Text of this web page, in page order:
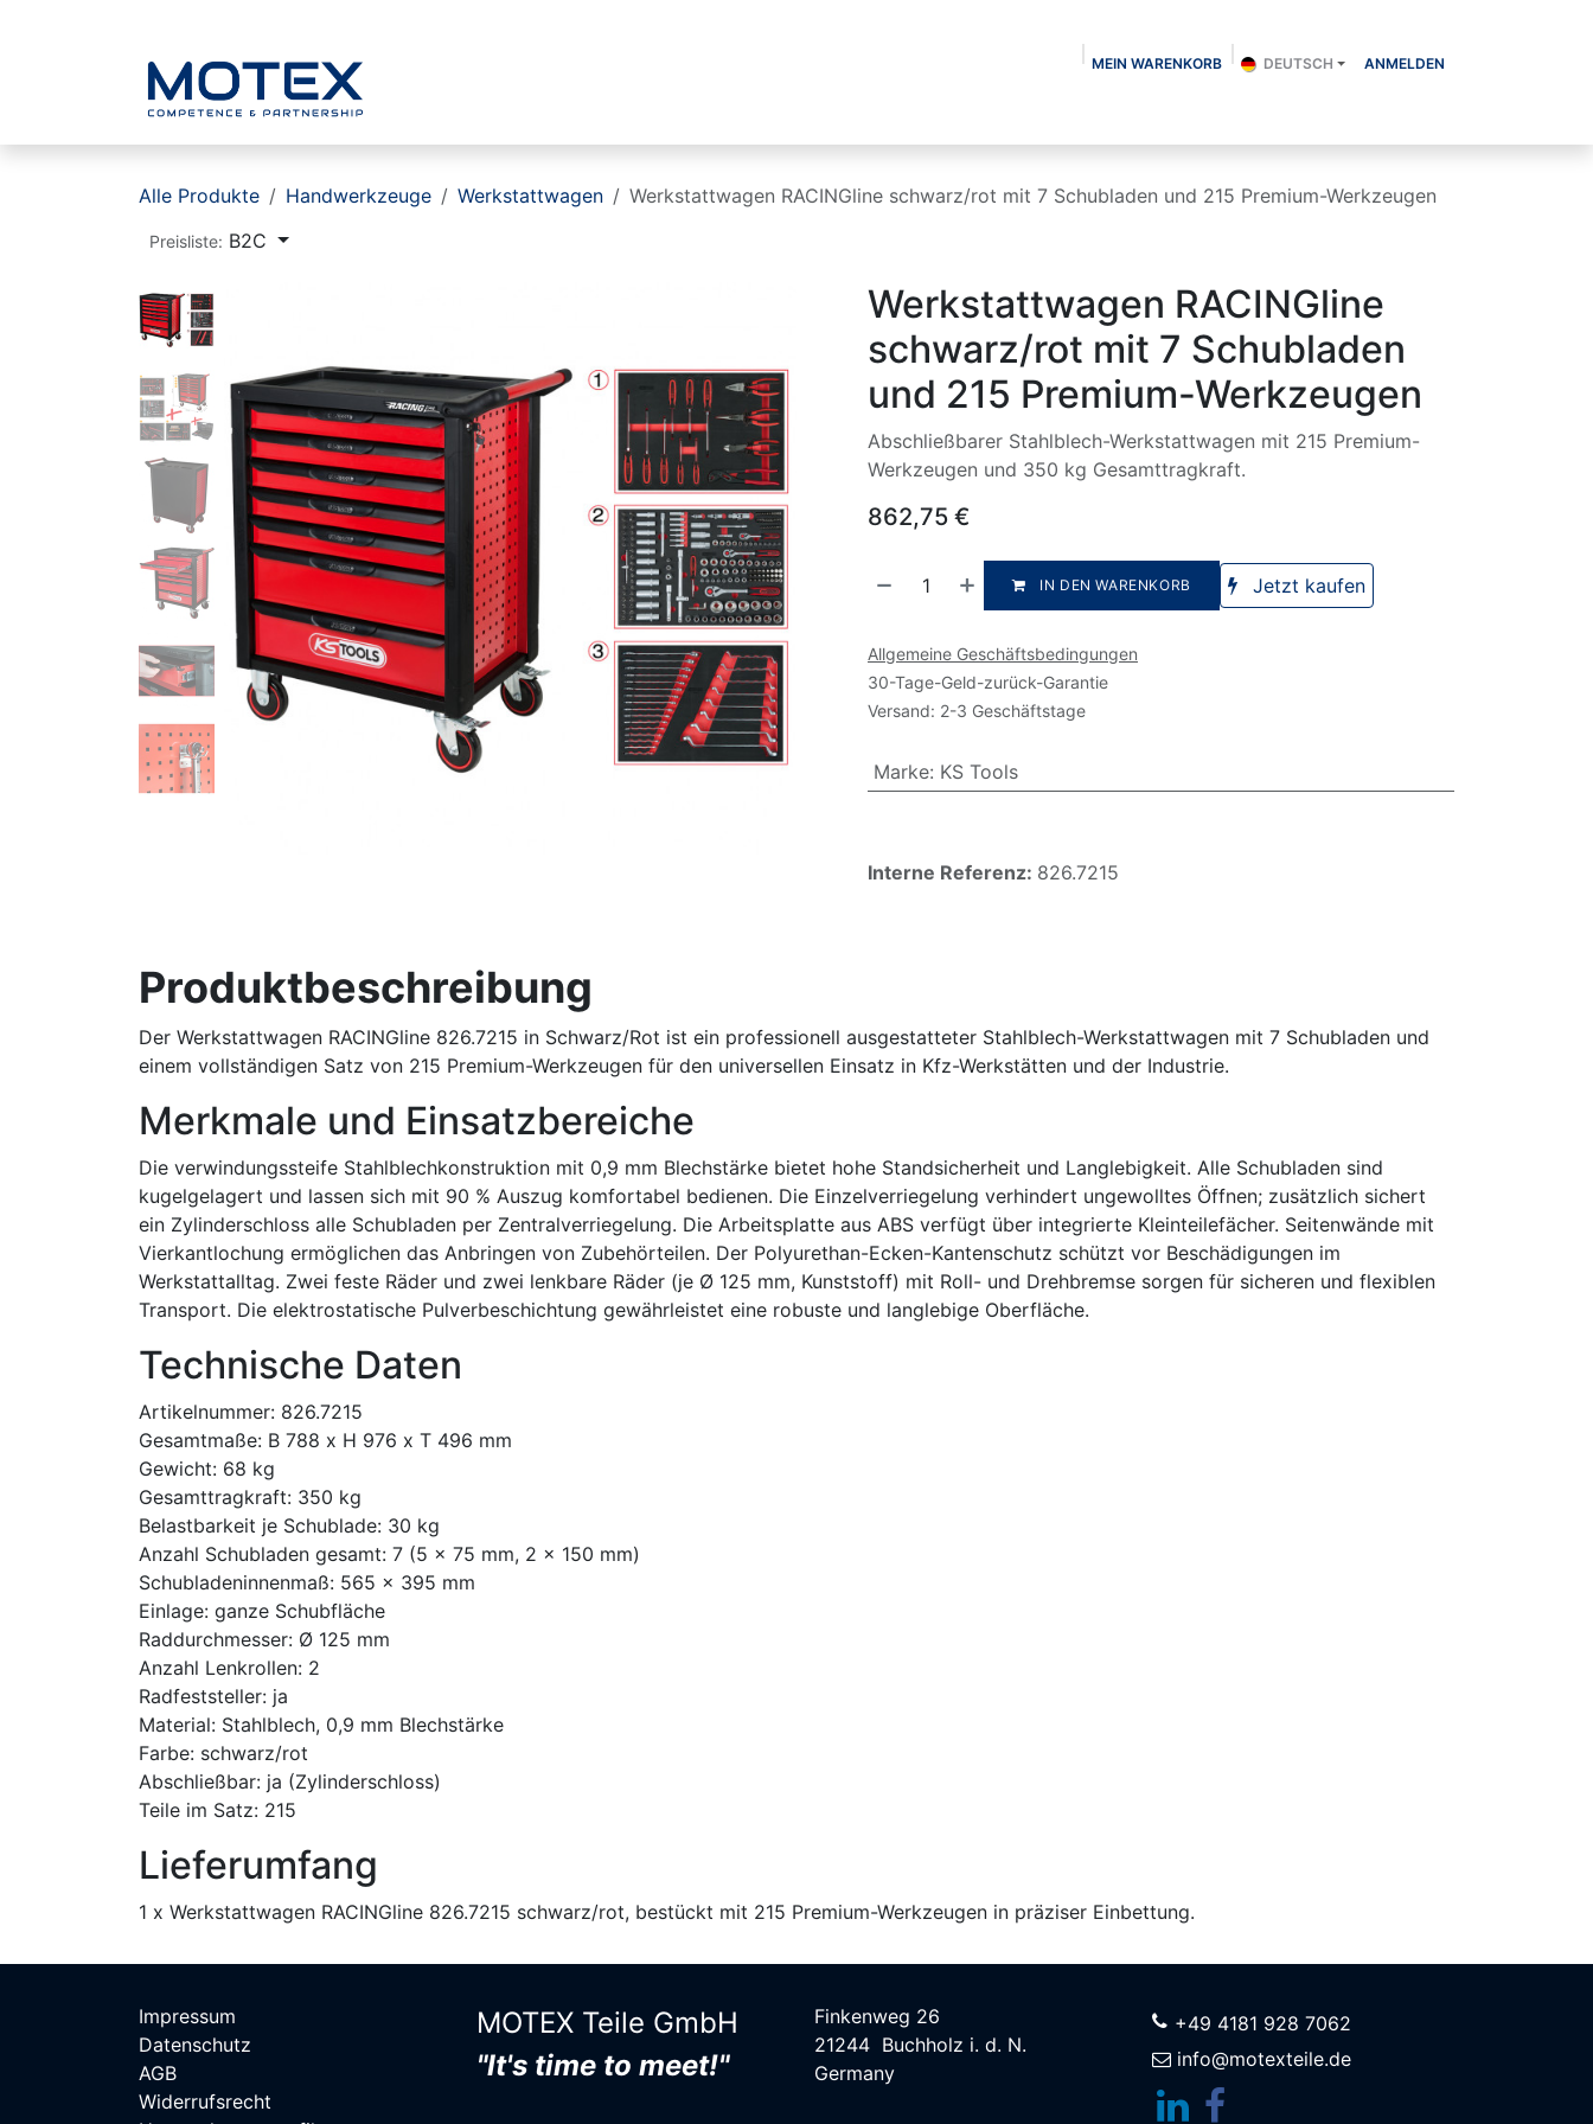
MEIN WARENKORB DEUTSCH ANMELDEN
Alle Produkte Handwerkzeuge Werkstattwagen Werkstattwagen RACINGline schwarz/rot mit 7 Schubladen und 215 Premium-Werkzeugen
Preisliste: B2C
Werkstattwagen RACINGline
schwarz/rot mit 7 Schubladen
und 215 Premium-Werkzeugen
Abschließbarer Stahlblech-Werkstattwagen mit 215 Premium-
Werkzeugen und 350 kg Gesamttragkraft.
862,75 €
IN DEN WARENKORB Jetzt kaufen
Allgemeine Geschäftsbedingungen
30-Tage-Geld-zurück-Garantie
Versand: 2-3 Geschäftstage
Marke: KS Tools
Interne Referenz: 826.7215
Produktbeschreibung
Der Werkstattwagen RACINGline 826.7215 in Schwarz/Rot ist ein professionell ausgestatteter Stahlblech-Werkstattwagen mit 7 Schubladen und
einem vollständigen Satz von 215 Premium-Werkzeugen für den universellen Einsatz in Kfz-Werkstätten und der Industrie.
Merkmale und Einsatzbereiche
Die verwindungssteife Stahlblechkonstruktion mit 0,9 mm Blechstärke bietet hohe Standsicherheit und Langlebigkeit. Alle Schubladen sind
kugelgelagert und lassen sich mit 90 % Auszug komfortabel bedienen. Die Einzelverriegelung verhindert ungewolltes Öffnen; zusätzlich sichert
ein Zylinderschloss alle Schubladen per Zentralverriegelung. Die Arbeitsplatte aus ABS verfügt über integrierte Kleinteilefächer. Seitenwände mit
Vierkantlochung ermöglichen das Anbringen von Zubehörteilen. Der Polyurethan-Ecken-Kantenschutz schützt vor Beschädigungen im
Werkstattalltag. Zwei feste Räder und zwei lenkbare Räder (je Ø 125 mm, Kunststoff) mit Roll- und Drehbremse sorgen für sicheren und flexiblen
Transport. Die elektrostatische Pulverbeschichtung gewährleistet eine robuste und langlebige Oberfläche.
Technische Daten
Artikelnummer: 826.7215
Gesamtmaße: B 788 x H 976 x T 496 mm
Gewicht: 68 kg
Gesamttragkraft: 350 kg
Belastbarkeit je Schublade: 30 kg
Anzahl Schubladen gesamt: 7 (5 x 75 mm, 2 x 150 mm)
Schubladeninnenmaß: 565 x 395 mm
Einlage: ganze Schubfläche
Raddurchmesser: Ø 125 mm
Anzahl Lenkrollen: 2
Radfeststeller: ja
Material: Stahlblech, 0,9 mm Blechstärke
Farbe: schwarz/rot
Abschließbar: ja (Zylinderschloss)
Teile im Satz: 215
Lieferumfang
1 x Werkstattwagen RACINGline 826.7215 schwarz/rot, bestückt mit 215 Premium-Werkzeugen in präziser Einbettung.
Impressum
Datenschutz
AGB
Widerrufsrecht
MOTEX Teile G​mbH
"It's time to meet!"
Finkenweg 26
21244 Buchholz i. d. N.
Germany
+49 4181 928 7062
info@motexteile.de